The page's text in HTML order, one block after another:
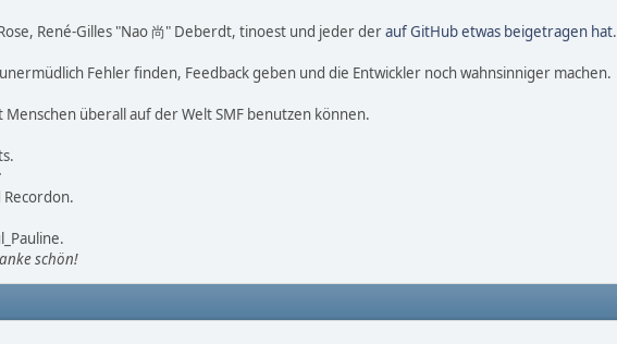
René-Gilles "Nao 尚" Deberdt, tinoest und jeder derauf GitHub etwas beigetragen hat.
Fehler finden, Feedback geben und die Entwickler noch wahnsinniger machen.
überall auf der Welt SMF benutzen können.
Recordon.
schön!